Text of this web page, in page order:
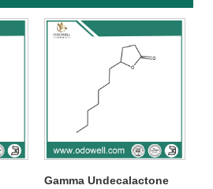
Gamma Undecalactone